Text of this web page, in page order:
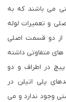
اتیلنی می باشند که به
و تعمیرات لوله
از دو قسمت اصلی
متفاوتی داشته
در اطراف و دو
پلی اتیلن در
وجود ندارد و می